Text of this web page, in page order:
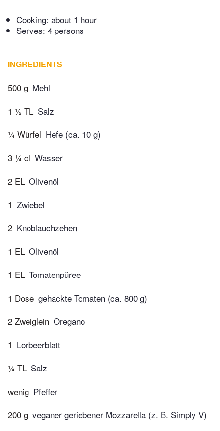
Cooking: about 1 hour
Serves: 4 persons
INGREDIENTS
500 g Mehl
1 ½ TL Salz
¼ Würfel Hefe (ca. 10 g)
3 ¼ dl Wasser
2 EL Olivenöl
1 Zwiebel
2 Knoblauchzehen
1 EL Olivenöl
1 EL Tomatenpüree
1 Dose gehackte Tomaten (ca. 800 g)
2 Zweiglein Oregano
1 Lorbeerblatt
¼ TL Salz
wenig Pfeffer
200 g veganer geriebener Mozzarella (z. B. Simply V)